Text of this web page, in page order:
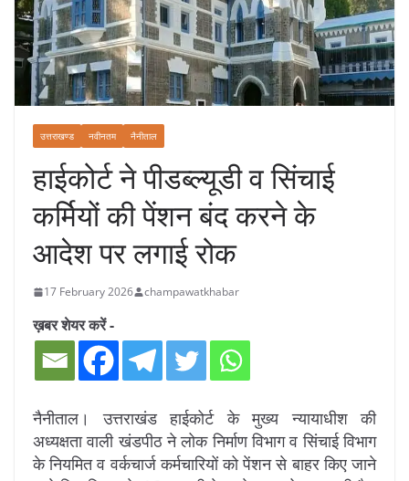
उत्तराखण्ड नवीनतम नैनीताल
हाईकोर्ट ने पीडब्ल्यूडी व सिंचाई
कर्मियों की पेंशन बंद करने के
आदेश पर लगाई रोक
17 February 2026 champawatkhabar
ख़बर शेयर करें -
नैनीताल। उत्तराखंड हाईकोर्ट के मुख्य न्यायाधीश की
अध्यक्षता वाली खंडपीठ ने लोक निर्माण विभाग व सिंचाई विभाग
के नियमित व वर्कचार्ज कर्मचारियों को पेंशन से बाहर किए जाने